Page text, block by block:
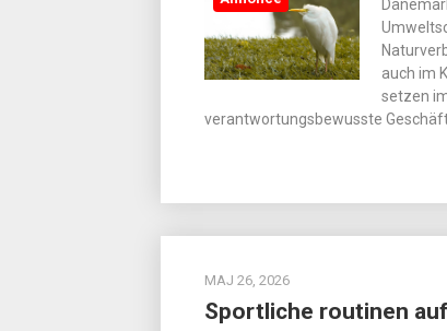
auch im
setzen
verantwortungsbewusste
MAJ 26, 2026
Sportliche routinen